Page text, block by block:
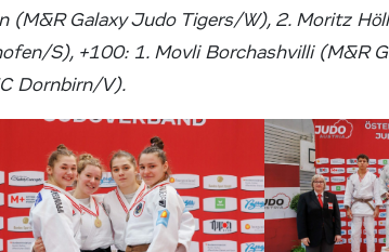
(M&R Galaxy Judo Tigers/W), 2. Moritz
S), +100: 1. Movli Borchashvilli (M&R
Dornbirn/V).